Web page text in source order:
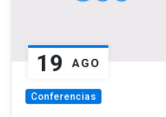
19 AGO
Conferencias